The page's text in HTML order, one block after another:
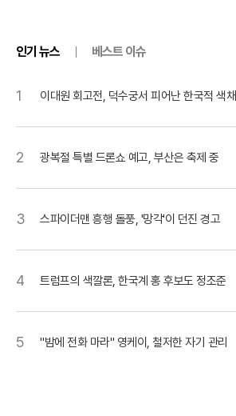
인기 뉴스 베스트 이슈
1 이대원 회고전, 덕수궁서 피어난 한국적 색채
2 광복절 특별 드론쇼 예고, 부산은 축제 중
3 스파이더맨 흥행 돌풍, '망각'이 던진 경고
4 트럼프의 색깔론, 한국계 홍 후보도 정조준
5 "밤에 전화 마라" 영케이, 철저한 자기 관리